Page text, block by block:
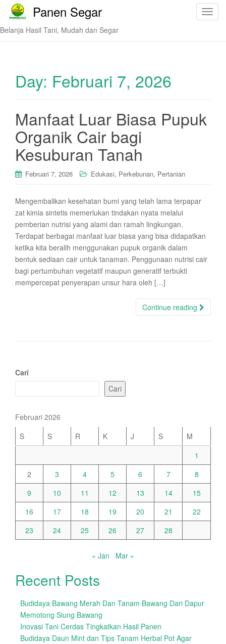
T
Panen Segar
Belanja Hasil Tani, Mudah dan Segar
Day: Februari 7, 2026
Manfaat Luar Biasa Pupuk
Organik Cair bagi
Kesuburan Tanah
Februari 7, 2026 Edukasi, Perkebunan, Pertanian
Mengembalikan kesehatan bumi yang telah lama terpapar
zat kimia sintetis memerlukan tindakan nyata melalui
pemberian nutrisi yang alami dan ramah lingkungan.
Terdapat berbagai manfaat luar biasa yang bisa didapatkan
ketika kita beralih menggunakan pupuk organik dalam
bentuk sediaan cair untuk tanaman. Penggunaan nutrisi cair
bagi pertumbuhan vegetatif maupun generatif terbukti
mempercepat penyerapan unsur hara oleh […]
Continue reading
Cari
Cari
Februari 2026
S
S R K J S
M
1
2
3 4 5 6 7
8
9
10 11 12 13 14
15
16
17 18 19 20 21
22
23
24 25 26 27 28
« Jan Mar »
Recent Posts
Budidaya Bawang Merah Dan Tanam Bawang Dari Dapur
Memotong Siung Bawang
Inovasi Tani Cerdas Tingkatkan Hasil Panen
Budidaya Daun Mint dan Tips Tanam Herbal Pot Agar